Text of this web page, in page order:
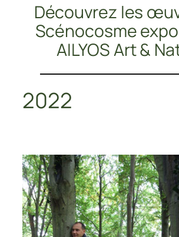
Découvrez les
Scénocosme
AILYOS Art &
2022